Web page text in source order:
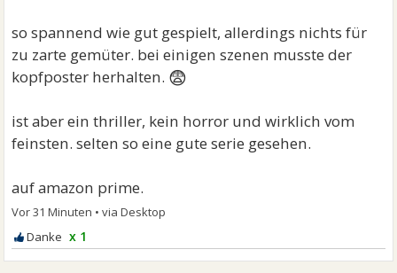
so spannend wie gut gespielt, allerdings nichts für
zu zarte gemüter. bei einigen szenen musste der
kopfposter herhalten. 😨
ist aber ein thriller, kein horror und wirklich vom
feinsten. selten so eine gute serie gesehen.
auf amazon prime.
Vor 31 Minuten •
x 1